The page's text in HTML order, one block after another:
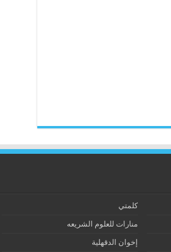
كلمتي
منارات للعلوم الشريعه
إخوان الدقهلية